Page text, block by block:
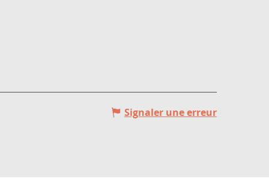
Signaler une erreur